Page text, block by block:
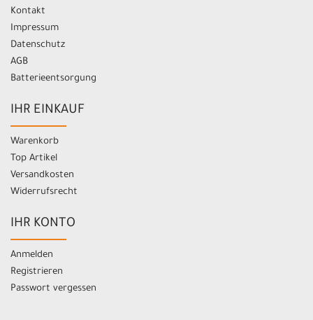
Kontakt
Impressum
Datenschutz
AGB
Batterieentsorgung
IHR EINKAUF
Warenkorb
Top Artikel
Versandkosten
Widerrufsrecht
IHR KONTO
Anmelden
Registrieren
Passwort vergessen